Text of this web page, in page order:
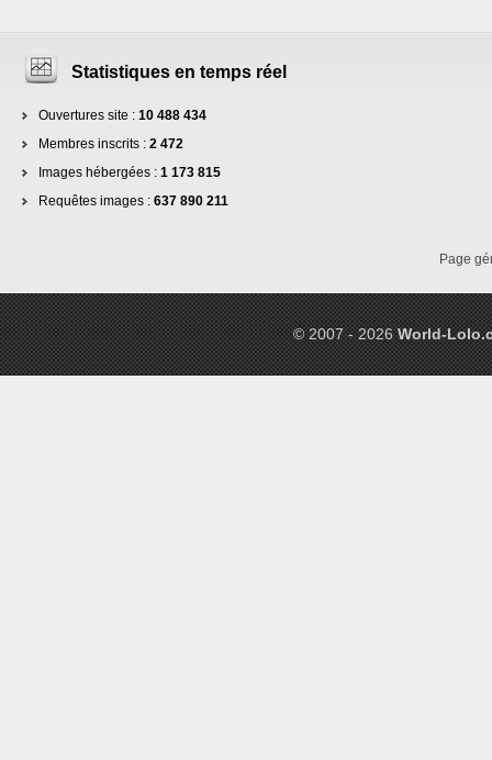
Statistiques en temps réel
Ouvertures site : 10 488 434
Membres inscrits : 2 472
Images hébergées : 1 173 815
Requêtes images : 637 890 211
Page
© 2007 - 2026World-